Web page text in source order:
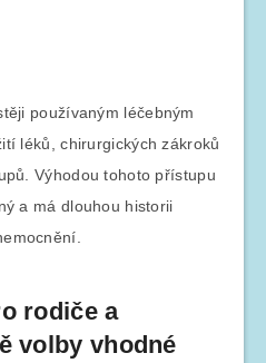
používaným léčebným
léků, chirurgických zákroků
Výhodou tohoto přístupu
a má dlouhou historii
rodiče a
volby vhodné